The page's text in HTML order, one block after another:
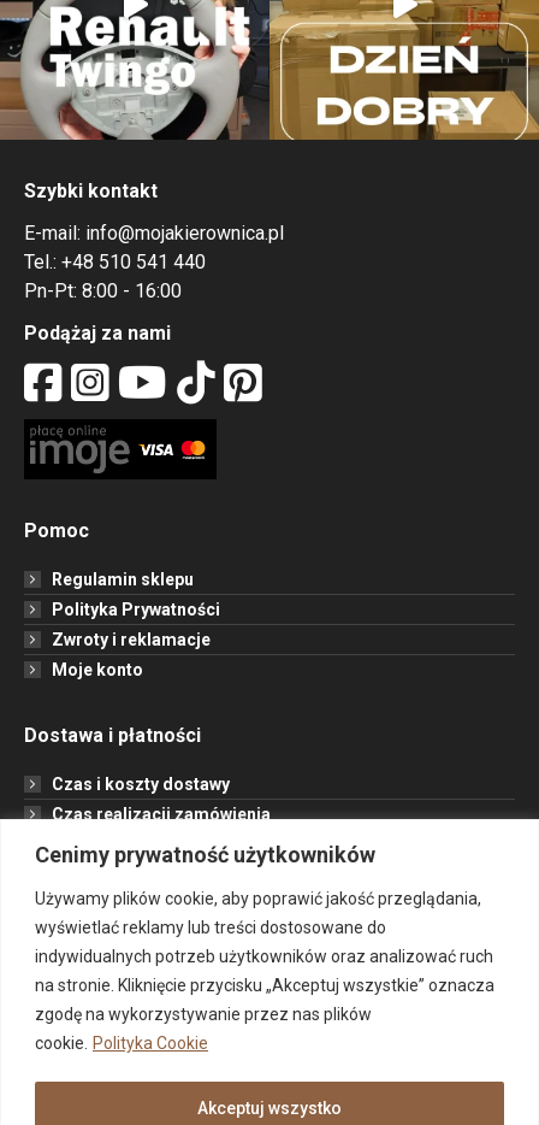
Cenimy prywatność użytkowników
Używamy plików cookie, aby poprawić jakość przeglądania,
wyświetlać reklamy lub treści dostosowane do
indywidualnych potrzeb użytkowników oraz analizować ruch
na stronie. Kliknięcie przycisku „Akceptuj wszystkie” oznacza
zgodę na wykorzystywanie przez nas plików
cookie. Polityka Cookie
Akceptuj wszystko
Szybki kontakt
E-mail: info@mojakierownica.pl
Tel.: +48 510 541 440
Pn-Pt: 8:00 - 16:00
Podążaj za nami
Pomoc
Regulamin sklepu
Polityka Prywatności
Zwroty i reklamacje
Moje konto
Dostawa i płatności
Czas i koszty dostawy
Czas realizacji zamówienia
Formy płatności
Informacje
Jak to działa?
Projekt
O nas
Kontakt